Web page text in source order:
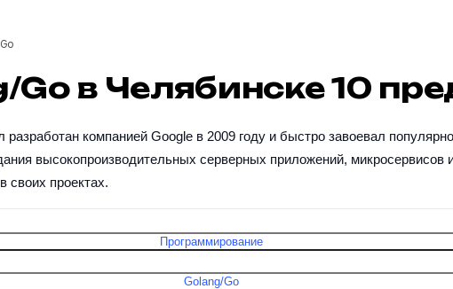
Go в Челябинске10
компанией Google в 2009 году и быстро завоевал
высокопроизводительных серверных приложений, микросервисов
своих проектах.
Программирование
Golang/Go